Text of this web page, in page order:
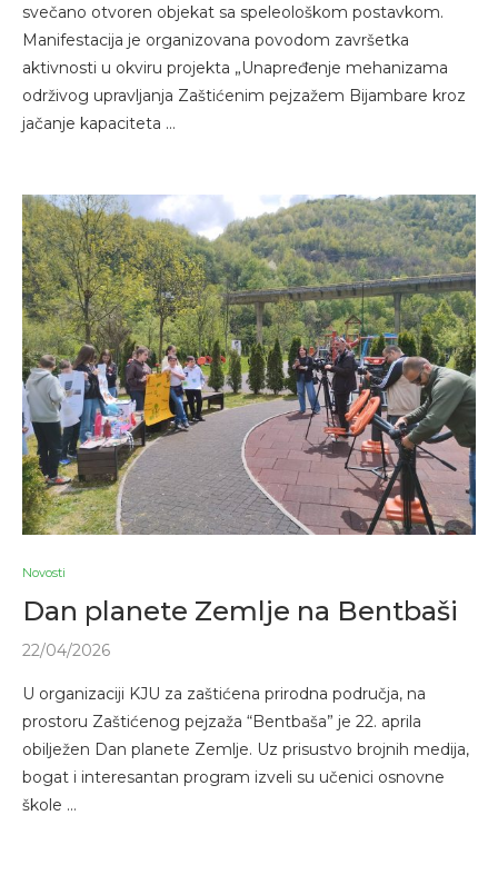
svečano otvoren objekat sa speleološkom postavkom.
Manifestacija je organizovana povodom završetka
aktivnosti u okviru projekta „Unapređenje mehanizama
održivog upravljanja Zaštićenim pejzažem Bijambare kroz
jačanje kapaciteta …
Novosti
Dan planete Zemlje na Bentbaši
22/04/2026
U organizaciji KJU za zaštićena prirodna područja, na
prostoru Zaštićenog pejzaža “Bentbaša” je 22. aprila
obilježen Dan planete Zemlje. Uz prisustvo brojnih medija,
bogat i interesantan program izveli su učenici osnovne
škole …